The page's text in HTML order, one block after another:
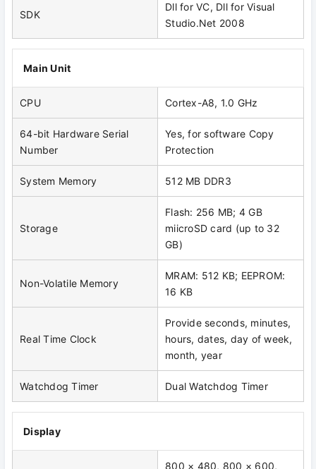
SDK
Dll for VC, Dll for Visual
Studio.Net 2008
Main Unit
CPU Cortex-A8, 1.0 GHz
64-bit Hardware Serial
Number
Yes, for software Copy
Protection
System Memory 512 MB DDR3
Storage
Flash: 256 MB; 4 GB
miicroSD card (up to 32
GB)
Non-Volatile Memory
MRAM: 512 KB; EEPROM:
16 KB
Real Time Clock
Provide seconds, minutes,
hours, dates, day of week,
month, year
Watchdog Timer Dual Watchdog Timer
Display
800 × 480, 800 × 600,